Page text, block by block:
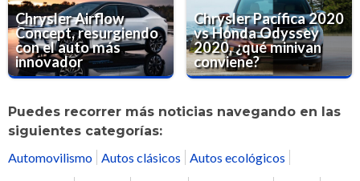
Chrysler Airflow
Concept, resurgiendo
con el auto más
innovador
Chrysler Pacífica 2020
vs Honda Odyssey
2020, ¿qué minivan
conviene?
Puedes recorrer más noticias navegando en las
siguientes categorías:
Automovilismo Autos clásicos
Autos ecológicos